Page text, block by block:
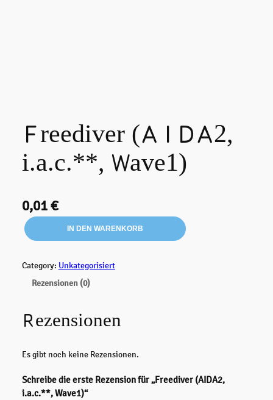
Freediver (AIDA2,
i.a.c.**, Wave1)
0,01€
F
e
e
A
D
A
IN DEN WARENKORB
Category: Unkategorisiert
Rezensionen (0)
Rezensionen
Es gibt noch keine Rezensionen.
Schreibe die erste Rezension für „Freediver (AIDA2,
i.a.c.**, Wave1)“